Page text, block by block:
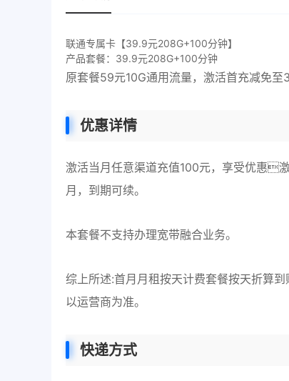
联通专属卡【39.9元208G+100分钟】
产品套餐：39.9元208G+100分钟
原套餐59元10G通用流量，激活首充减免至
优惠详情
激活当月任意渠道充值100元，享受优惠
月，到期可续。
本套餐不支持办理宽带融合业务。
综上所述:首月月租按天计费套餐按天折算
以运营商为准。
快递方式